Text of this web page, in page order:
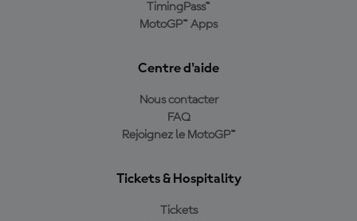
TimingPass™
MotoGP™ Apps
Centre d'aide
Nous contacter
FAQ
Rejoignez le MotoGP™
Tickets & Hospitality
Tickets